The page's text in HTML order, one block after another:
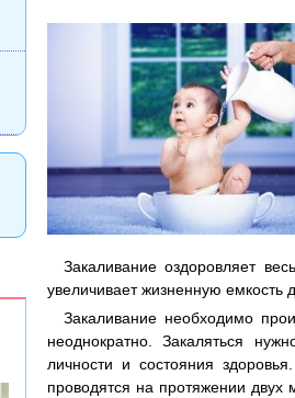
Закаливание оздоровляет
увеличивает жизненную
Закаливание необходимо
неоднократно. Закаляться
личности и состояния
проводятся на протяжении